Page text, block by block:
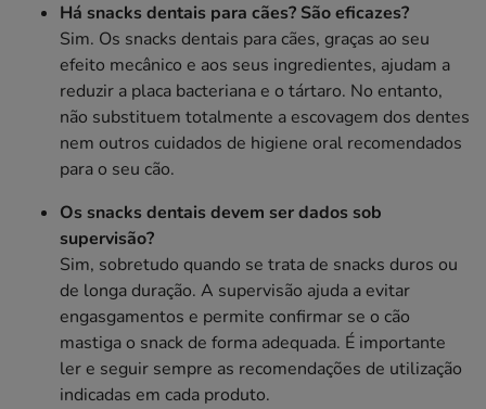
Há snacks dentais para cães? São eficazes?
Sim. Os snacks dentais para cães, graças ao seu
efeito mecânico e aos seus ingredientes, ajudam a
reduzir a placa bacteriana e o tártaro. No entanto,
não substituem totalmente a escovagem dos dentes
nem outros cuidados de higiene oral recomendados
para o seu cão.
Os snacks dentais devem ser dados sob
supervisão?
Sim, sobretudo quando se trata de snacks duros ou
de longa duração. A supervisão ajuda a evitar
engasgamentos e permite confirmar se o cão
mastiga o snack de forma adequada. É importante
ler e seguir sempre as recomendações de utilização
indicadas em cada produto.